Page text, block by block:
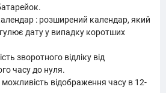
: розширений календар, який
дату у випадку коротших
зворотного відліку від
часу до нуля.
відображення часу в 12-